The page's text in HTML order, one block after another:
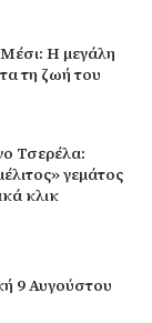
Η μεγάλη
τη ζωή του
Τσερέλα:
γεμάτος
κλικ
9 Αυγούστου